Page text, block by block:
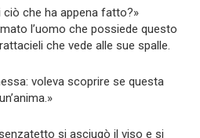
ciò che ha appena fatto?»
l’uomo che possiede questo
che vede alle sue spalle.
voleva scoprire se questa
si asciugò il viso e si